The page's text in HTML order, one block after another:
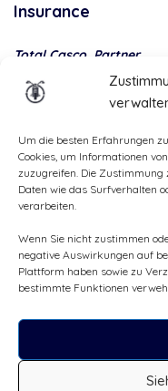
Um die besten Erfahrungen
Cookies, um Informationen
zuzugreifen. Die Zustimmung
Daten wie das Surfverhalten
verarbeiten.
Wenn Sie nicht zustimmen
negative Auswirkungen auf
Plattform haben sowie zu
bestimmte Funktionen
Insurance
Total Casco, Partner
Alle Rechte